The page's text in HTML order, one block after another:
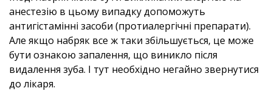
анестезію в цьому випадку допоможуть
антигістамінні засоби (протиалергічні препарати).
Але якщо набряк все ж таки збільшується, це може
бути ознакою запалення, що виникло після
видалення зуба. І тут необхідно негайно звернутися
до лікаря.